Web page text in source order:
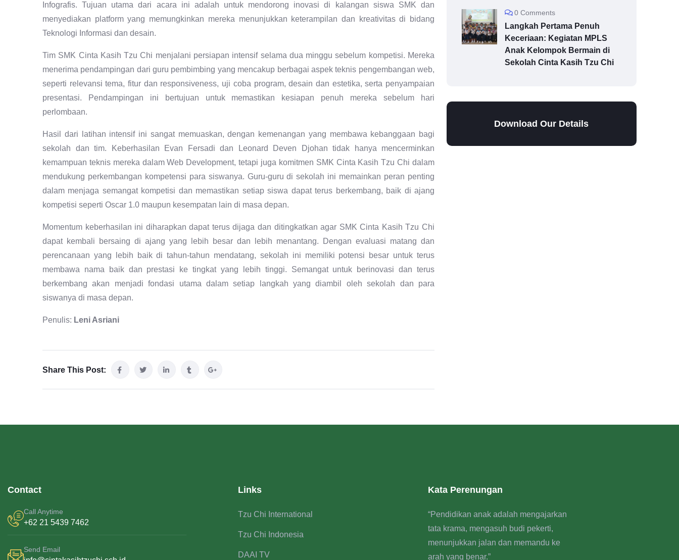
Infografis. Tujuan utama dari acara ini adalah untuk mendorong inovasi di kalangan siswa SMK dan
menyediakan platform yang memungkinkan mereka menunjukkan keterampilan dan kreativitas di bidang
Teknologi Informasi dan desain.
Tim SMK Cinta Kasih Tzu Chi menjalani persiapan intensif selama dua minggu sebelum kompetisi. Mereka
menerima pendampingan dari guru pembimbing yang mencakup berbagai aspek teknis pengembangan web,
seperti relevansi tema, fitur dan responsiveness, uji coba program, desain dan estetika, serta penyampaian
presentasi. Pendampingan ini bertujuan untuk memastikan kesiapan penuh mereka sebelum hari
perlombaan.
Hasil dari latihan intensif ini sangat memuaskan, dengan kemenangan yang membawa kebanggaan bagi
sekolah dan tim. Keberhasilan Evan Fersadi dan Leonard Deven Djohan tidak hanya mencerminkan
kemampuan teknis mereka dalam Web Development, tetapi juga komitmen SMK Cinta Kasih Tzu Chi dalam
mendukung perkembangan kompetensi para siswanya. Guru-guru di sekolah ini memainkan peran penting
dalam menjaga semangat kompetisi dan memastikan setiap siswa dapat terus berkembang, baik di ajang
kompetisi seperti Oscar 1.0 maupun kesempatan lain di masa depan.
Momentum keberhasilan ini diharapkan dapat terus dijaga dan ditingkatkan agar SMK Cinta Kasih Tzu Chi
dapat kembali bersaing di ajang yang lebih besar dan lebih menantang. Dengan evaluasi matang dan
perencanaan yang lebih baik di tahun-tahun mendatang, sekolah ini memiliki potensi besar untuk terus
membawa nama baik dan prestasi ke tingkat yang lebih tinggi. Semangat untuk berinovasi dan terus
berkembang akan menjadi fondasi utama dalam setiap langkah yang diambil oleh sekolah dan para
siswanya di masa depan.
Penulis: Leni Asriani
Share This Post:
0 Comments
Langkah Pertama Penuh
Keceriaan: Kegiatan MPLS
Anak Kelompok Bermain di
Sekolah Cinta Kasih Tzu Chi
Download Our Details
Contact
Call Anytime
+62 21 5439 7462
Send Email
Links
Tzu Chi International
Tzu Chi Indonesia
DAAI TV
Kata Perenungan
“Pendidikan anak adalah mengajarkan
tata krama, mengasuh budi pekerti,
menunjukkan jalan dan memandu ke
arah yang benar.”